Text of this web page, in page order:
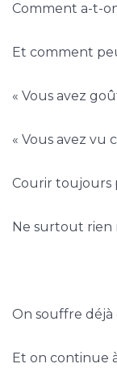
Comment a-t-
Et comment
« Vous avez
« Vous avez vu
Courir toujours
Ne surtout rien
On souffre déjà
Et on continue